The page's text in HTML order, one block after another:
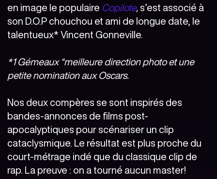
en image le populaire Copilote, s’est associé à
son D.O.P chouchou et ami de longue date, le
talentueux* Vincent Gonneville.
*1 Gémeaux “meilleure direction photo et une
petite nomination aux Oscars.
Nos deux compères se sont inspirés des
bandes-annonces de films post-
apocalyptiques pour scénariser un clip
cataclysmique. Le résultat est plus proche du
court-métrage indé que du classique clip de
rap. La preuve : on a tourné aucun master!